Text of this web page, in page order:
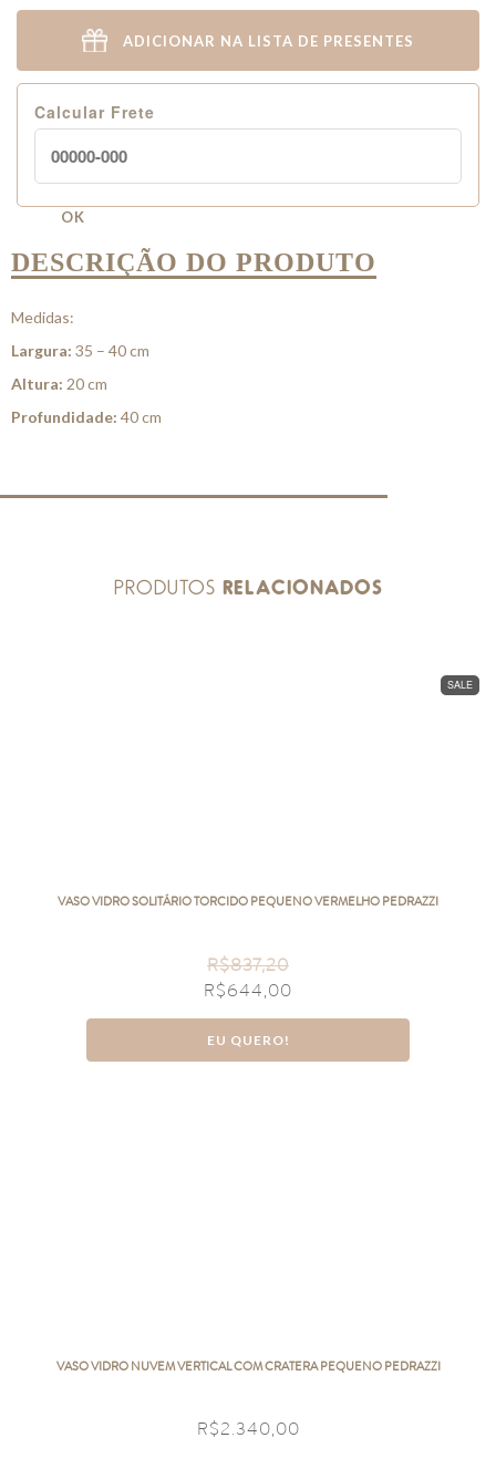
ADICIONAR NA LISTA DE PRESENTES
Calcular Frete
OK
DESCRIÇÃO DO PRODUTO
Medidas:
Largura: 35 – 40 cm
Altura: 20 cm
Profundidade: 40 cm
PRODUTOS RELACIONADOS
SALE
VASO VIDRO SOLITÁRIO TORCIDO PEQUENO VERMELHO PEDRAZZI
R$837,20
R$644,00
EU QUERO!
VASO VIDRO NUVEM VERTICAL COM CRATERA PEQUENO PEDRAZZI
R$2.340,00